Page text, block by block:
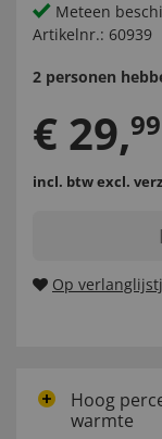
Meteen
Artikelnr.: 60939
2 personen
€ 29,99
incl. btwexcl.
Op
Hoog
warmte